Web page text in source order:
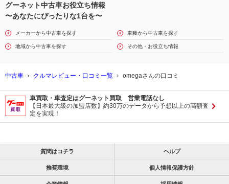
グーネット中古車お役立ち情報
〜あなたにぴったりな1台を〜
メーカーから中古車を探す 車種から中古車を探す
地域から中古車を探す その他・お役立ち情報
中古車 クルマレビュー・口コミ一覧 omegaさんの口コミ
車買取・車査定はグーネット買取 営業電話なし
【日本最大級の加盟店数】約30万のデータから予想以上の高額査
定を実現！
質問はコチラ ヘルプ
推奨環境 個人情報保護方針